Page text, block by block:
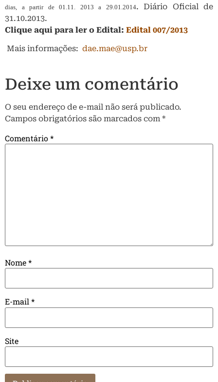
dias, a partir de 01.11. 2013 a 29.01.2014. Diário Oficial de
31.10.2013.
Clique aqui para ler o Edital: Edital 007/2013
Mais informações: dae.mae@usp.br
Deixe um comentário
O seu endereço de e-mail não será publicado.
Campos obrigatórios são marcados com *
Comentário*
Nome*
E-mail*
Site